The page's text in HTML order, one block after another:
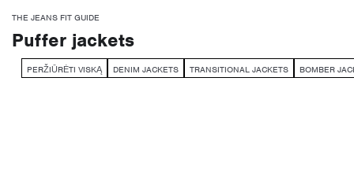
THE JEANS FIT GUIDE
Puffer jackets
PERŽIŪRĖTI VISKĄ DENIM JACKETS TRANSITIONAL JACKETS BOMBER